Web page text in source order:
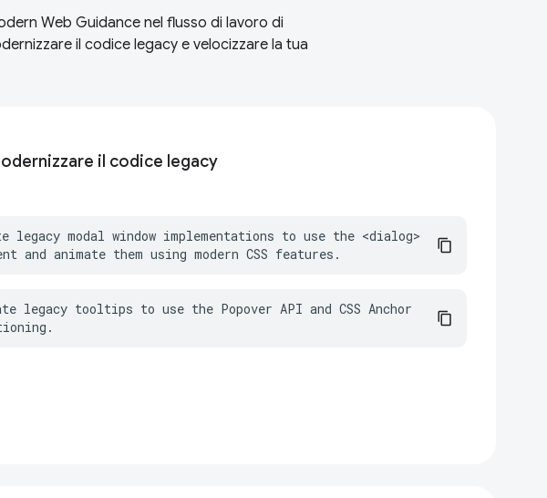
Web Guidance nel flusso di lavoro di
il codice legacy e velocizzare la tua
il codice legacy
legacy modal window implementations to use the <dialog>
and animate them using modern CSS features.
legacy tooltips to use the Popover API and CSS Anchor